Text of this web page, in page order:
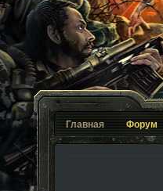
Главная Форум